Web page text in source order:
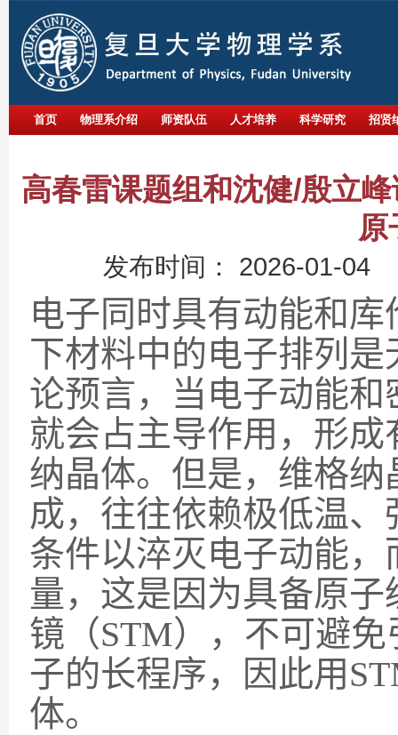
首页 物理系介绍 师资队伍 人才培养 科学研究 招贤
高春雷课题组和沈健/殷立
原
发布时间： 2026-01-04
电子同时具有动能和
下材料中的电子排列
论预言，当电子动能和
就会占主导作用，形
纳晶体。但是，维格
成，往往依赖极低温
条件以淬灭电子动能
量，这是因为具备原
镜（STM），不可避
子的长程序，因此用
体。